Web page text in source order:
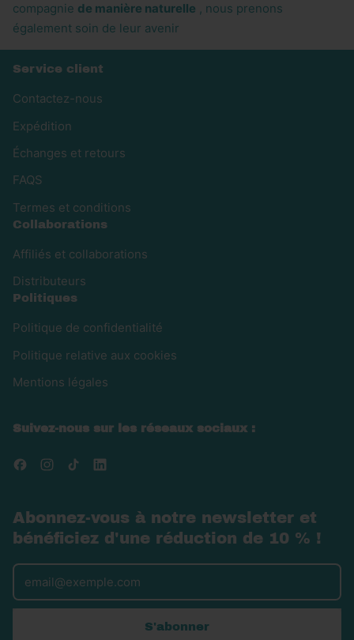
compagnie de manière naturelle , nous prenons
également soin de leur avenir
Service client
Contactez-nous
Expédition
Échanges et retours
FAQS
Termes et conditions
Collaborations
Affiliés et collaborations
Distributeurs
Politiques
Politique de confidentialité
Politique relative aux cookies
Mentions légales
Suivez-nous sur les réseaux sociaux :
FacebookInstagram
TikTok
Abonnez-vous à notre newsletter et
bénéficiez d'une réduction de 10 % !
Adresse e-mail
S'abonner